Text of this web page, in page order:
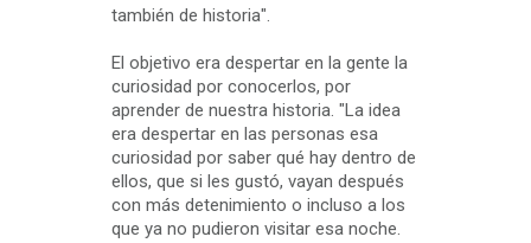
también de historia".
El objetivo era despertar en la gente la
curiosidad por conocerlos, por
aprender de nuestra historia. "La idea
era despertar en las personas esa
curiosidad por saber qué hay dentro de
ellos, que si les gustó, vayan después
con más detenimiento o incluso a los
que ya no pudieron visitar esa noche.